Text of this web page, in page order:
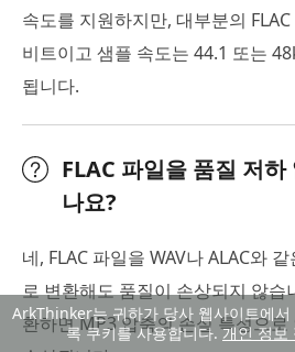
속도를 지원하지만, 대부분의
비트이고 샘플 속도는 44.1 또는
됩니다.
FLAC 파일을 품질 저
나요?
네, FLAC 파일을 WAV나 ALAC와
로 변환해도 품질이 손상되지 않습
환하면 MP3 압축의 손실 특성으
ArkThinker는 귀하가 당사 웹사이트에
록 쿠키를 사용합니다.개인 정보